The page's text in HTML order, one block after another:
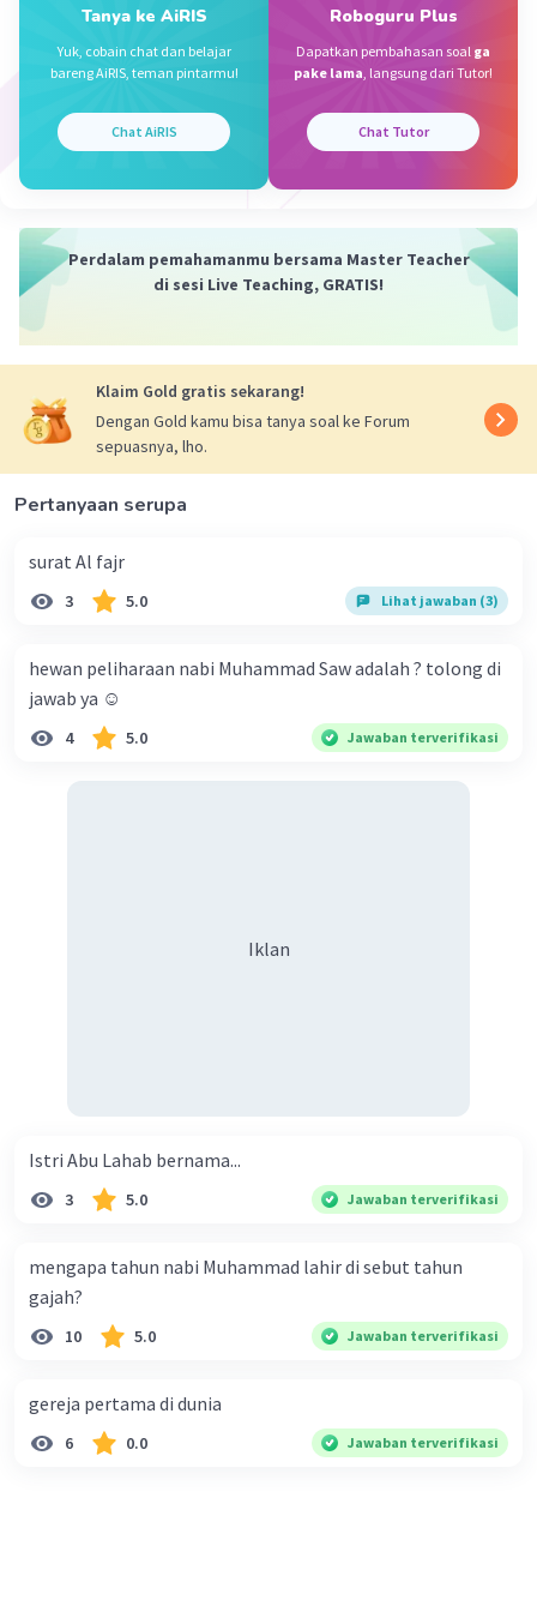
telah sampai pada usia atau tahap pendewasaan.
Beri Rating·0.0(0) Balas
Tanya ke AiRIS
Yuk, cobain chat dan belajar
bareng AiRIS, teman pintarmu!
Chat AiRIS
Roboguru Plus
Dapatkan pembahasan soal ga
pake lama, langsung dari Tutor!
Chat Tutor
Perdalam pemahamanmu bersama Master Teacher
di sesi Live Teaching, GRATIS!
Klaim Gold gratis sekarang!
Dengan Gold kamu bisa tanya soal ke Forum
sepuasnya, lho.
Pertanyaan serupa
surat Al fajr
3 5.0 Lihat jawaban (3)
hewan peliharaan nabi Muhammad Saw adalah ? tolong di
jawab ya ☺️
4 5.0 Jawaban terverifikasi
Iklan
Istri Abu Lahab bernama...
3 5.0 Jawaban terverifikasi
mengapa tahun nabi Muhammad lahir di sebut tahun
gajah?
10 5.0 Jawaban terverifikasi
gereja pertama di dunia
6 0.0 Jawaban terverifikasi